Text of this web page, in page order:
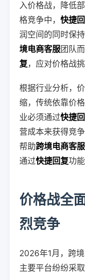
入价格战，降低
格竞争中， 快捷
润空间的同时保
境电商客服团队
复 ，应对价格战
根据行业分析，
缩，传统依靠价
业必须通过快捷
营成本来获得竞
帮助跨境电商客服
通过快捷回复功
价格战全
烈竞争
2026年1月，跨
主要平台纷纷采取